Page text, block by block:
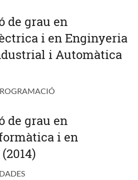
de grau en
i en Enginyeria
i Automàtica
de grau en
i en